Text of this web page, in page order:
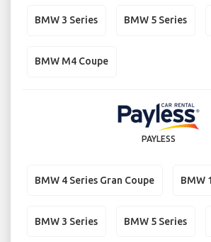
BMW 3 Series BMW 5 Series
BMW M4 Coupe
PAYLESS
BMW 4 Series Gran Coupe BMW
BMW 3 Series BMW 5 Series